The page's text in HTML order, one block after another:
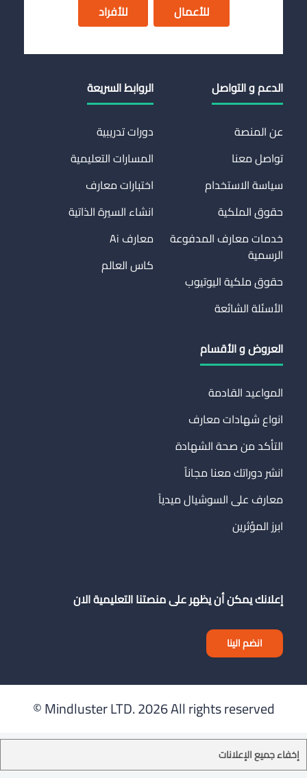
للأعمال للأفراد
الدعم و التواصل
عن المنصة
تواصل معنا
سياسة الاستخدام
حقوق الملكية
خدمات معارف المدفوعة
الرسمية
حقوق ملكية اليوتيوب
الأسئلة الشائعة
الروابط السريعة
دورات تدريبية
المسارات التعليمية
اختبارات معارف
انشاء السيرة الذاتية
معارف Ai
كاس العالم
العروض و الأقسام
المواعيد القادمة
انواع شهادات معارف
التأكد من صحة الشهادة
انشر دوراتك معنا مجاناً
معارف على السوشيال ميدياً
ابرز المؤثرين
إعلانك يمكن أن يظهر على منصتنا التعليمية الان
انضم الينا
Mindluster LTD.2026 All rights reserved ©
إخفاء جميع الإعلانات